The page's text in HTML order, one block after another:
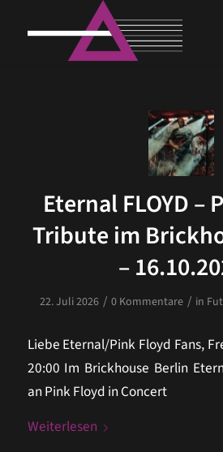
Eternal FLOYD –
Tribute im
–
22. Juli 2026 / 0 Kommentare / in
Liebe Eternal/Pink Floyd Fans,
20:00 Im Brickhouse Berlin
an Pink Floyd in Concert
Weiterlesen